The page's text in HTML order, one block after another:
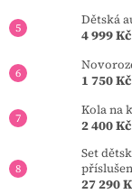
Dětská
4 999 Kč
1 750 Kč
Kola na
2 400 Kč
Set
27 290